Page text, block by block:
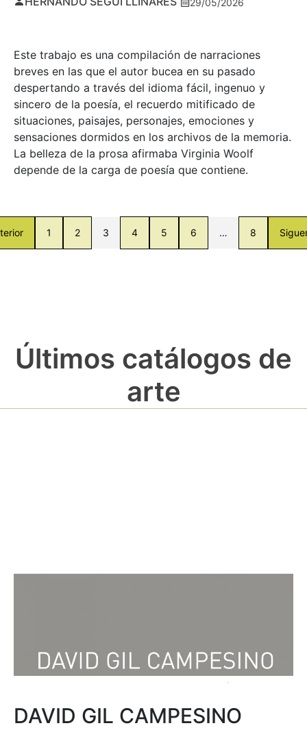
Este trabajo es una compilación de narraciones
breves en las que el autor bucea en su pasado
despertando a través del idioma fácil, ingenuo y
sincero de la poesía, el recuerdo mitificado de
situaciones, paisajes, personajes, emociones y
sensaciones dormidos en los archivos de la memoria.
La belleza de la prosa afirmaba Virginia Woolf
depende de la carga de poesía que contiene.
1 2 3 4 5 6 … 8
Últimos catálogos de
arte
DAVID GIL CAMPESINO